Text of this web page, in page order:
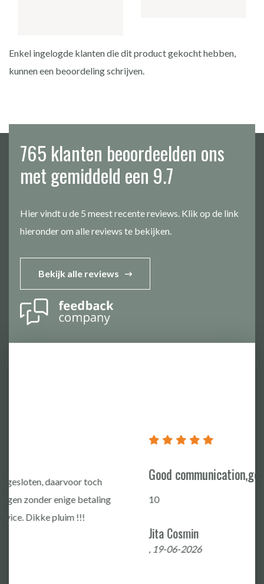
Enkel ingelogde klanten die dit product gekocht hebben,
kunnen een beoordeling schrijven.
765 klanten beoordeelden ons
met gemiddeld een 9.7
Hier vindt u de 5 meest recente reviews. Klik op de link
hieronder om alle reviews te bekijken.
Bekijk alle reviews
Good communication,good Quality
10